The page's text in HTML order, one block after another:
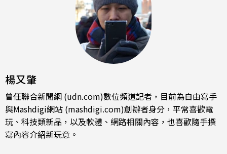
楊又肇
曾任聯合新聞網 (udn.com)數位頻道記者，目前為自由寫手
與Mashdigi網站 (mashdigi.com)創辦者身分，平常喜歡電
玩、科技類新品，以及軟體、網路相關內容，也喜歡隨手撰
寫內容介紹新玩意。